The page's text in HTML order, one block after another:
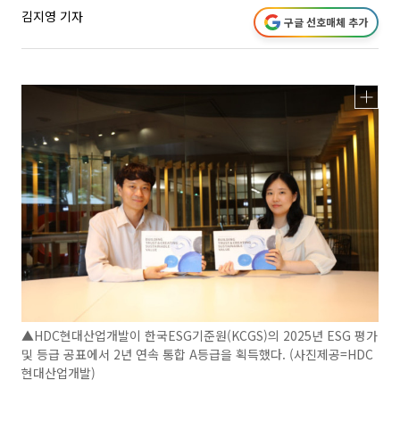
김지영 기자 구글 선호매체 추가
▲HDC현대산업개발이 한국ESG기준원(KCGS)의 2025년 ESG 평가
및 등급 공표에서 2년 연속 통합 A등급을 획득했다. (사진제공=HDC
현대산업개발)